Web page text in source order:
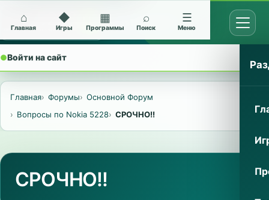
Архив Nokia 5228
●Войти на сайт
⌂
Главная
◆
Игры
▦
Программы
⌕
Поиск
☰
Меню
Главная Форумы
Основной Форум
Вопросы по Nokia 5228
СРОЧНО!!
СРОЧНО!!